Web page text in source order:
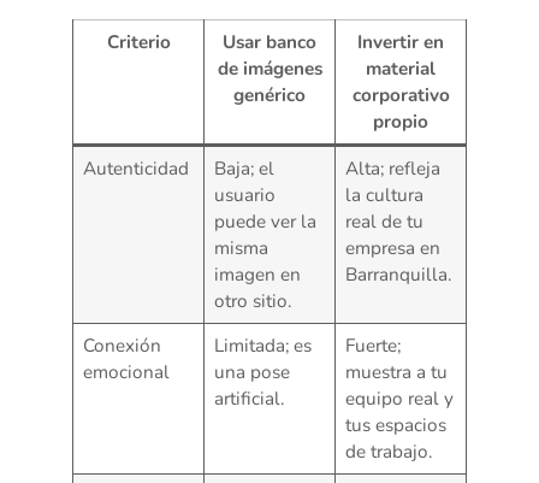
Criterio
Usar banco
de imágenes
genérico
Invertir en
material
corporativo
propio
Autenticidad
Baja; el
usuario
puede ver la
misma
imagen en
otro sitio.
Alta; refleja
la cultura
real de tu
empresa en
Barranquilla.
Conexión
emocional
Limitada; es
una pose
artificial.
Fuerte;
muestra a tu
equipo real y
tus espacios
de trabajo.